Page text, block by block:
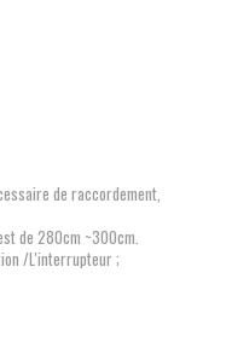
de raccordement,
de 280cm ~300cm.
/L'interrupteur ;